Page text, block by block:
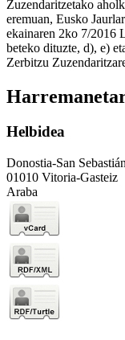
Zuzendaritzetako
eremuan, Eusko
ekainaren 2ko 7/2016
beteko dituzte, d), e)
Zerbitzu
Helbidea
Donostia-San
01010 Vitoria-Gasteiz
Araba